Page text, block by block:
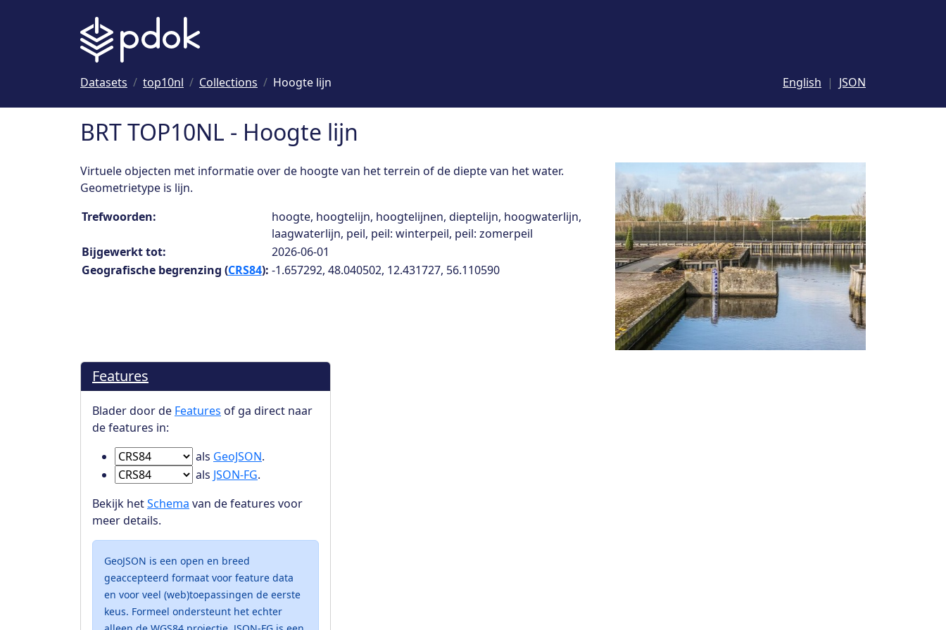
Datasets top10nl Collections Hoogte lijn English JSON
BRT TOP10NL - Hoogte lijn
Virtuele objecten met informatie over de hoogte van het terrein of de diepte van het water.
Geometrietype is lijn.
Collection details
Trefwoorden:
hoogte, hoogtelijn, hoogtelijnen, dieptelijn, hoogwaterlijn,
laagwaterlijn, peil, peil: winterpeil, peil: zomerpeil
Bijgewerkt tot:
2026-06-01
Geografische begrenzing (CRS84): -1.657292, 48.040502, 12.431727, 56.110590
Features
Blader door de Features of ga direct naar
de features in:
Ga naar Features in
als GeoJSON.
Ga naar Features in
als JSON-FG.
Bekijk hetSchema van de features voor
meer details.
GeoJSON is een open en breed
geaccepteerd formaat voor feature data
en voor veel (web)toepassingen de eerste
keus. Formeel ondersteunt het echter